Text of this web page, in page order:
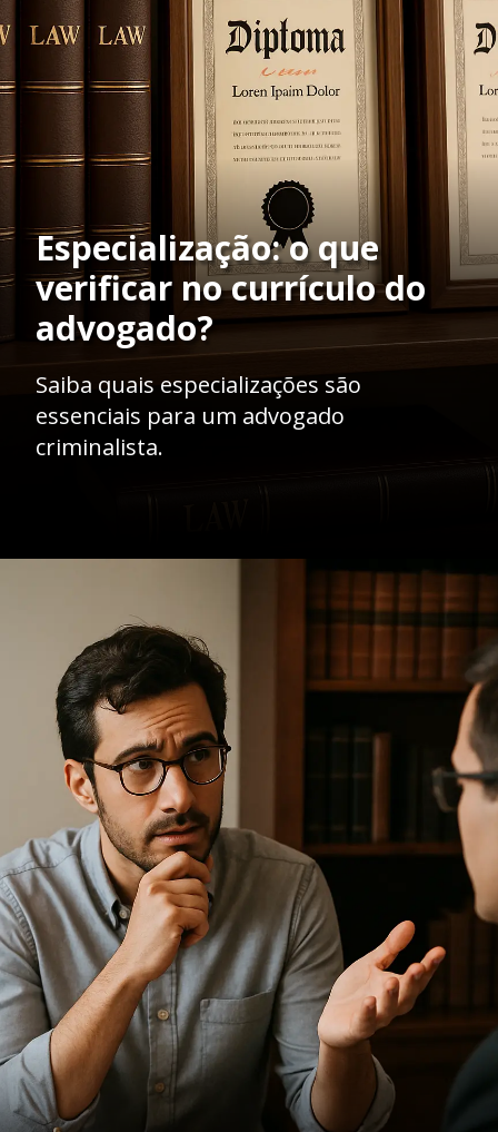
Especialização: o que
verificar no currículo do
advogado?
Saiba quais especializações são
essenciais para um advogado
criminalista.